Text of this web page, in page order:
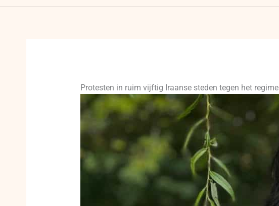
Protesten in ruim vijftig Iraanse steden tegen het regime